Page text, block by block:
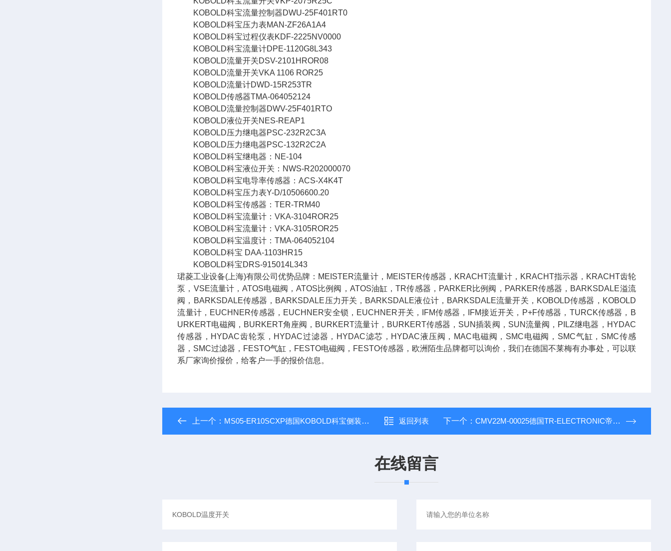
KOBOLD科宝流量控制器DWU-25F401RT0
KOBOLD科宝压力表MAN-ZF26A1A4
KOBOLD科宝过程仪表KDF-2225NV0000
KOBOLD科宝流量计DPE-1120G8L343
KOBOLD流量开关DSV-2101HROR08
KOBOLD流量开关VKA 1106 ROR25
KOBOLD流量计DWD-15R253TR
KOBOLD传感器TMA-064052124
KOBOLD流量控制器DWV-25F401RTO
KOBOLD液位开关NES-REAP1
KOBOLD压力继电器PSC-232R2C3A
KOBOLD压力继电器PSC-132R2C2A
KOBOLD科宝继电器：NE-104
KOBOLD科宝液位开关：NWS-R202000070
KOBOLD科宝电导率传感器：ACS-X4K4T
KOBOLD科宝压力表Y-D/10506600.20
KOBOLD科宝传感器：TER-TRM40
KOBOLD科宝流量计：VKA-3104ROR25
KOBOLD科宝流量计：VKA-3105ROR25
KOBOLD科宝温度计：TMA-064052104
KOBOLD科宝 DAA-1103HR15
KOBOLD科宝DRS-915014L343
珺菱工业设备(上海)有限公司优势品牌：MEISTER流量计，MEISTER传感器，KRACHT流量计，KRACHT指示器，KRACHT齿轮
泵，VSE流量计，ATOS电磁阀，ATOS比例阀，ATOS油缸，TR传感器，PARKER比例阀，PARKER传感器，BARKSDALE溢流
阀，BARKSDALE传感器，BARKSDALE压力开关，BARKSDALE液位计，BARKSDALE流量开关，KOBOLD传感器，KOBOLD
流量计，EUCHNER传感器，EUCHNER安全锁，EUCHNER开关，IFM传感器，IFM接近开关，P+F传感器，TURCK传感器，B
URKERT电磁阀，BURKERT角座阀，BURKERT流量计，BURKERT传感器，SUN插装阀，SUN流量阀，PILZ继电器，HYDAC
传感器，HYDAC齿轮泵，HYDAC过滤器，HYDAC滤芯，HYDAC液压阀，MAC电磁阀，SMC电磁阀，SMC气缸，SMC传感
器，SMC过滤器，FESTO气缸，FESTO电磁阀，FESTO传感器，欧洲陌生品牌都可以询价，我们在德国不莱梅有办事处，可以联
系厂家询价报价，给客户一手的报价信息。
上一个： MS05-ER10SCXP德国KOBOLD科宝侧装式磁翻板液位开关MS系列 返回列表 下一个： CMV22M-00025德国TR-ELECTRONIC帝尔安全型绝对值编码器
在线留言